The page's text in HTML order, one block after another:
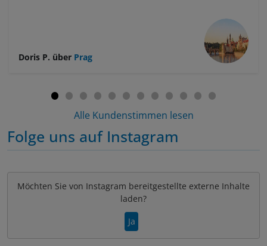
Doris P. über Prag
Alle Kundenstimmen lesen
Folge uns auf Instagram
Möchten Sie von Instagram bereitgestellte externe Inhalte
laden?
Ja